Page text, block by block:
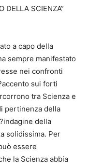
DELLA SCIENZA”
a capo della
sempre manifestato
nei confronti
sui forti
tra Scienza e
pertinenza della
della
solidissima. Per
essere
la Scienza abbia